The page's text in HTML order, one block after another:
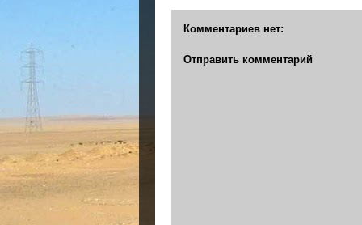
Комментариев нет:
Отправить комментарий